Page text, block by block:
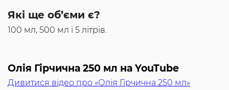
Які ще об’єми є?
100 мл, 500 мл і 5 літрів.
Олія Гірчична 250 мл на YouTube
Дивитися відео про «Олія Гірчична 250 мл»